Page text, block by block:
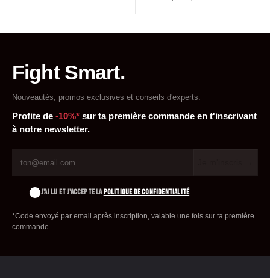
Fight Smart.
Nouveautés, promos exclusives et conseils d'experts.
Profite de -10%* sur ta première commande en t'inscrivant
à notre newsletter.
J'AI LU ET J'ACCEPTE LAPOLITIQUE DE CONFIDENTIALITÉ
*Code envoyé par email après inscription, valable une fois sur ta première
commande.